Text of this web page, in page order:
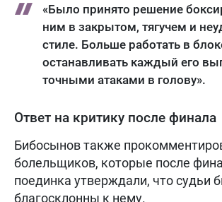
«Было принято решение
ним в закрытом, тягучем и
стиле. Больше работать в
останавливать каждый его
точными атаками в голову».
Ответ на критику после финала
Бибосынов также
болельщиков, которые после
поединка утверждали, что судьи
благосклонны к нему.